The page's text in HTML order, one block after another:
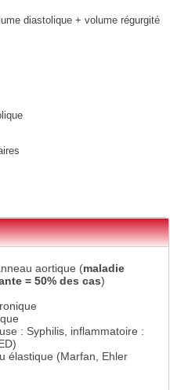
diastolique + volume régurgité
aortique (maladie
= 50% des cas)
: Syphilis, inflammatoire :
élastique (Marfan, Ehler